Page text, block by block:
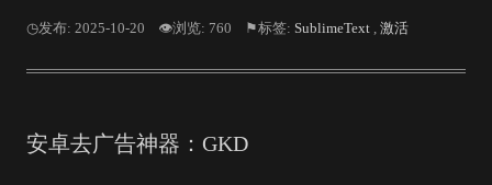
◷发布: 2025-10-20 👁浏览: 760 ⚑标签: SublimeText , 激活
安卓去广告神器：GKD